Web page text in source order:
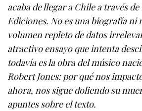
acaba de llegar a Chile a través
Ediciones. No es una biografía ni
volumen repleto de datos
atractivo ensayo que intenta
todavía es la obra del músico
Robert Jones: por qué nos
ahora, nos sigue doliendo su
apuntes sobre el texto.